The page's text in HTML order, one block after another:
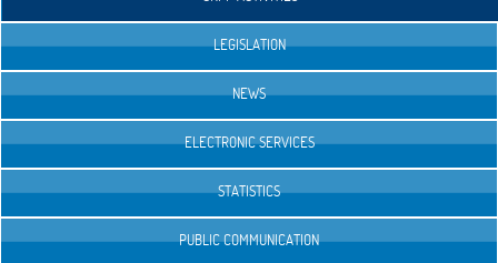
LEGISLATION
NEWS
ELECTRONIC SERVICES
STATISTICS
PUBLIC COMMUNICATION